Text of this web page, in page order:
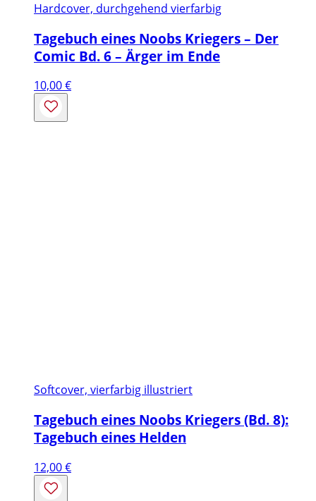
Hardcover, durchgehend vierfarbig
Tagebuch eines Noobs Kriegers – Der
Comic Bd. 6 – Ärger im Ende
10,00€
Softcover, vierfarbig illustriert
Tagebuch eines Noobs Kriegers (Bd. 8):
Tagebuch eines Helden
12,00€